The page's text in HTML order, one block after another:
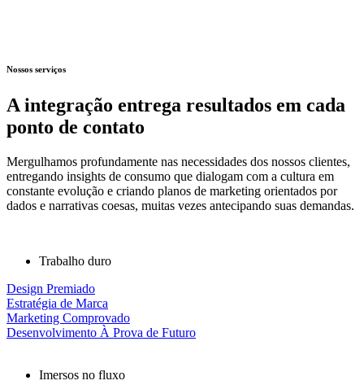
Nossos serviços
A integração entrega resultados em cada
ponto de contato
Mergulhamos profundamente nas necessidades dos nossos clientes,
entregando insights de consumo que dialogam com a cultura em
constante evolução e criando planos de marketing orientados por
dados e narrativas coesas, muitas vezes antecipando suas demandas.
Trabalho duro
Design Premiado
Estratégia de Marca
Marketing Comprovado
Desenvolvimento À Prova de Futuro
Imersos no fluxo